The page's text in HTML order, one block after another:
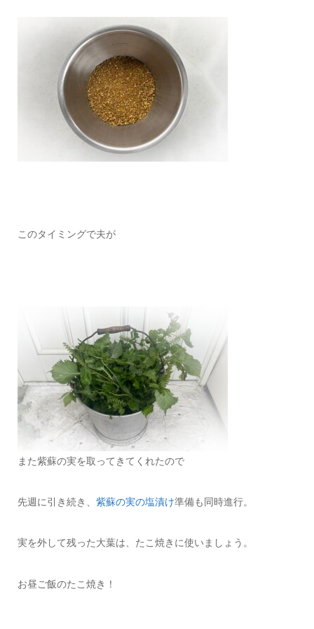
このタイミングで夫が
また紫蘇の実を取ってきてくれたので
先週に引き続き、 紫蘇の実の塩漬け準備も同時進行。
実を外して残った大葉は、たこ焼きに使いましょう。
お昼ご飯のたこ焼き！